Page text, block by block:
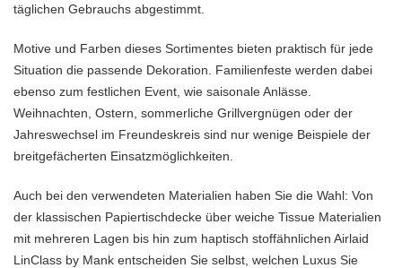
täglichen Gebrauchs abgestimmt.
Motive und Farben dieses Sortimentes bieten praktisch für jede
Situation die passende Dekoration. Familienfeste werden dabei
ebenso zum festlichen Event, wie saisonale Anlässe.
Weihnachten, Ostern, sommerliche Grillvergnügen oder der
Jahreswechsel im Freundeskreis sind nur wenige Beispiele der
breitgefächerten Einsatzmöglichkeiten.
Auch bei den verwendeten Materialien haben Sie die Wahl: Von
der klassischen Papiertischdecke über weiche Tissue Materialien
mit mehreren Lagen bis hin zum haptisch stoffähnlichen Airlaid
LinClass by Mank entscheiden Sie selbst, welchen Luxus Sie